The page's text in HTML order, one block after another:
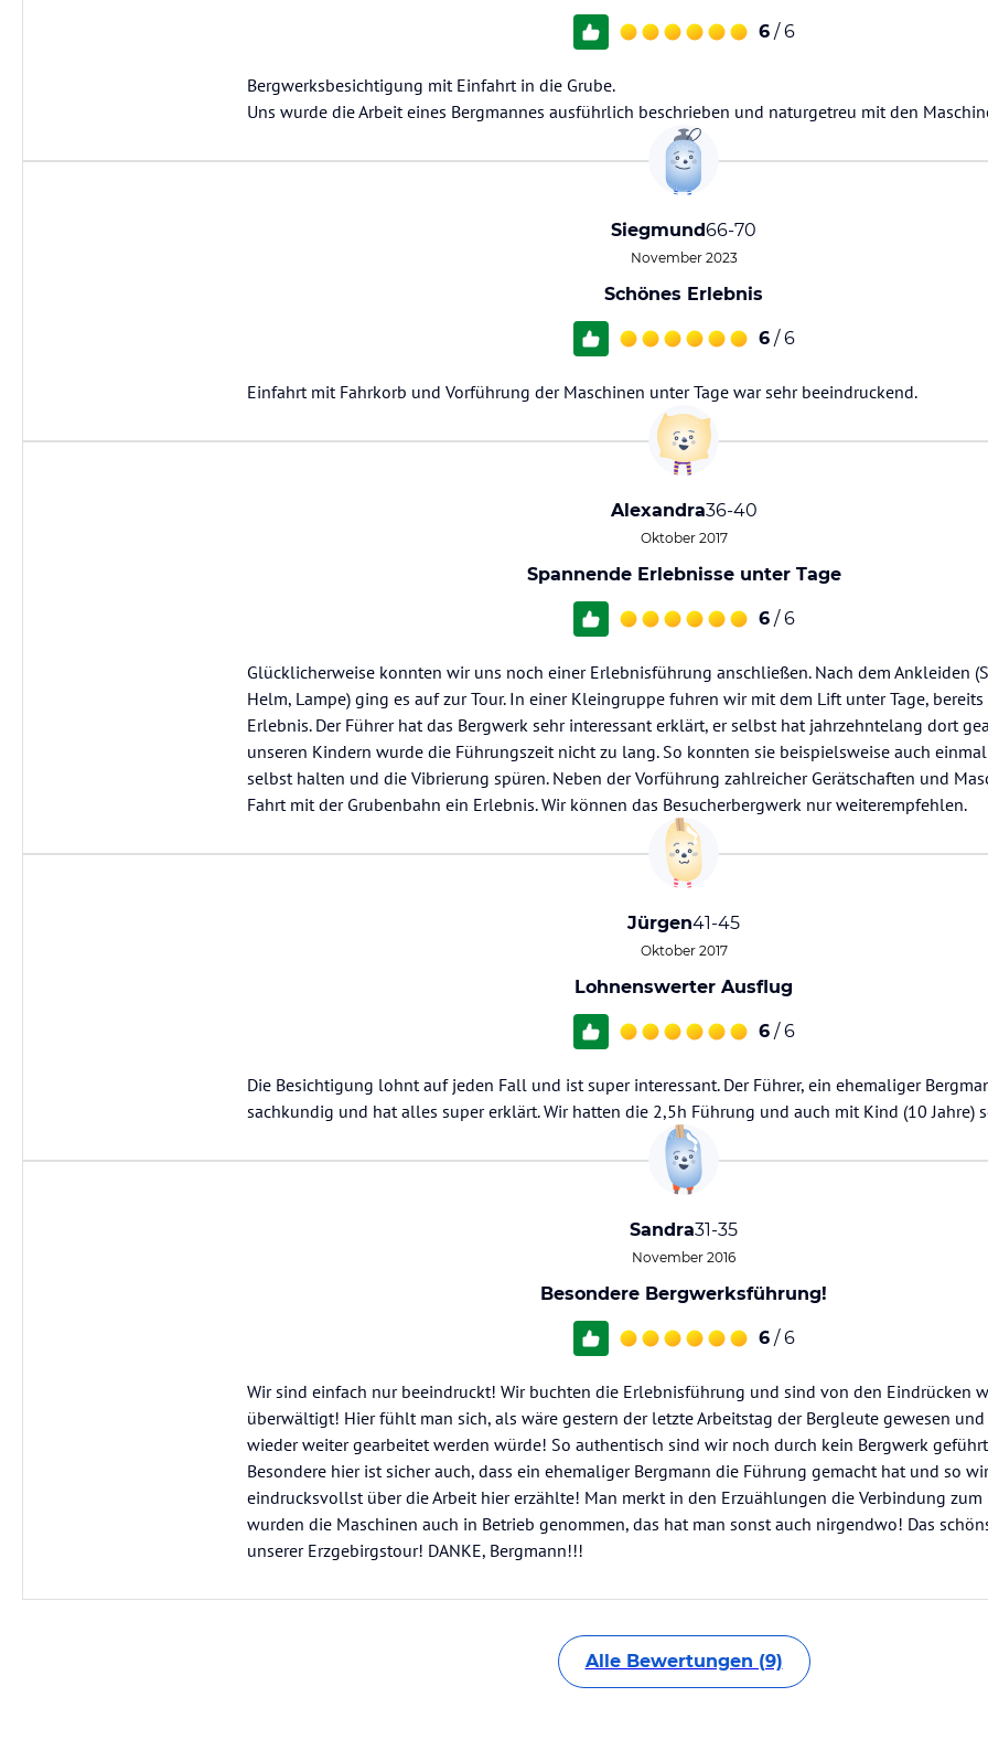
6 / 6
Bergwerksbesichtigung mit Einfahrt in die Grube.
Uns wurde die Arbeit eines Bergmannes ausführlich beschrieben und naturgetreu mit den
Siegmund66-70
November 2023
Schönes Erlebnis
6 / 6
Einfahrt mit Fahrkorb und Vorführung der Maschinen unter Tage war sehr beeindruckend.
Alexandra36-40
Oktober 2017
Spannende Erlebnisse unter Tage
6 / 6
Glücklicherweise konnten wir uns noch einer Erlebnisführung anschließen. Nach dem Ankleiden
Helm, Lampe) ging es auf zur Tour. In einer Kleingruppe fuhren wir mit dem Lift unter Tage,
Erlebnis. Der Führer hat das Bergwerk sehr interessant erklärt, er selbst hat jahrzehntelang dort
unseren Kindern wurde die Führungszeit nicht zu lang. So konnten sie beispielsweise auch
selbst halten und die Vibrierung spüren. Neben der Vorführung zahlreicher Gerätschaften und
Fahrt mit der Grubenbahn ein Erlebnis. Wir können das Besucherbergwerk nur weiterempfehlen.
Jürgen41-45
Oktober 2017
Lohnenswerter Ausflug
6 / 6
Die Besichtigung lohnt auf jeden Fall und ist super interessant. Der Führer, ein ehemaliger
sachkundig und hat alles super erklärt. Wir hatten die 2,5h Führung und auch mit Kind (10 Jahre)
Sandra31-35
November 2016
Besondere Bergwerksführung!
6 / 6
Wir sind einfach nur beeindruckt! Wir buchten die Erlebnisführung und sind von den Eindrücken
überwältigt! Hier fühlt man sich, als wäre gestern der letzte Arbeitstag der Bergleute gewesen
wieder weiter gearbeitet werden würde! So authentisch sind wir noch durch kein Bergwerk
Besondere hier ist sicher auch, dass ein ehemaliger Bergmann die Führung gemacht hat und so
eindrucksvollst über die Arbeit hier erzählte! Man merkt in den Erzuählungen die Verbindung zum
wurden die Maschinen auch in Betrieb genommen, das hat man sonst auch nirgendwo! Das
unserer Erzgebirgstour! DANKE, Bergmann!!!
Alle Bewertungen (9)